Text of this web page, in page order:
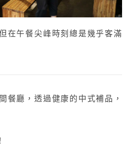
在午餐尖峰時刻總是幾乎客滿
餐廳， 透過健康的中式補品，